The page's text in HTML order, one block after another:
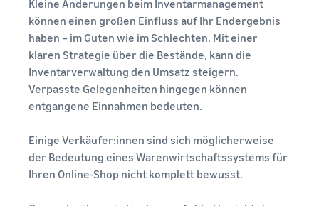
Reichweite und Tools
hat Skipper's
hochwertiges,
fischbasiertes
Tierfutter von einer
lokalen Idee in ein
verwandelt. Eine
wahre Geschichte,
echtes Wachstum.
Millionen von Kunden
Starten Sie mit günstigen
FBA-Tarifen
Verkaufen Sie über die
Grenzen von UK und EU
Erschließen Sie nahtlos
Verkaufsprogramme
erkunden
Verkaufsstrategie mit
verschiedenen
Programmen
leicht gemacht
Tipps zur effektiven
Lagebestandsverwaltung mit
Amazon
Gefragte
Verkaufsstart
Finden Sie Ihre
Kleine Änderungen beim Inventarmanagement
können einen großen Einfluss auf Ihr Endergebnis
haben – im Guten wie im Schlechten. Mit einer
klaren Strategie über die Bestände, kann die
Inventarverwaltung den Umsatz steigern.
Verpasste Gelegenheiten hingegen können
entgangene Einnahmen bedeuten.
Einige Verkäufer:innen sind sich möglicherweise
der Bedeutung eines Warenwirtschaftssystems für
Ihren Online-Shop nicht komplett bewusst.